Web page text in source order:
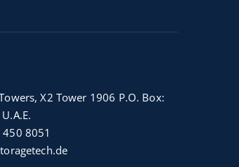
X2 Tower 1906 P.O. Box:
8051